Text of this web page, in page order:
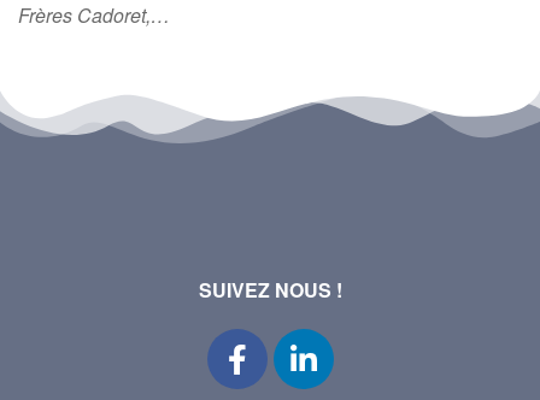
Frères Cadoret,…
SUIVEZ NOUS !